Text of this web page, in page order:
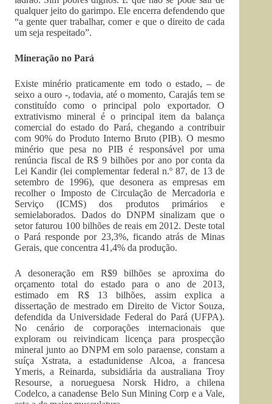
qualquer jeito do garimpo. Ele encerra defendendo que
“a gente quer trabalhar, comer e que o direito de cada
um seja respeitado”.
Mineração no Pará
Existe minério praticamente em todo o estado, – de
seixo a ouro -, todavia, até o momento, Carajás tem se
constituído como o principal polo exportador. O
extrativismo mineral é o principal item da balança
comercial do estado do Pará, chegando a contribuir
com 90% do Produto Interno Bruto (PIB). O mesmo
minério que pesa no PIB é responsável por uma
renúncia fiscal de R$ 9 bilhões por ano por conta da
Lei Kandir (lei complementar federal n.º 87, de 13 de
setembro de 1996), que desonera as empresas em
recolher o Imposto de Circulação de Mercadoria e
Serviço (ICMS) dos produtos primários e
semielaborados. Dados do DNPM sinalizam que o
setor faturou 100 bilhões de reais em 2012. Deste total
o Pará responde por 23,3%, ficando atrás de Minas
Gerais, que concentra 41,4% da produção.
A desoneração em R$9 bilhões se aproxima do
orçamento total do estado para o ano de 2013,
estimado em R$ 13 bilhões, assim explica a
dissertação de mestrado em Direito de Victor Souza,
defendida da Universidade Federal do Pará (UFPA).
No cenário de corporações internacionais que
exploram ou reivindicam licença para prospecção
mineral junto ao DNPM em solo paraense, constam a
suíça Xstrata, a estadunidense Alcoa, a francesa
Ymeris, a Reinarda, subsidiária da australiana Troy
Resourse, a norueguesa Norsk Hidro, a chilena
Codelco, a canadense Belo Sun Mining Corp e a Vale,